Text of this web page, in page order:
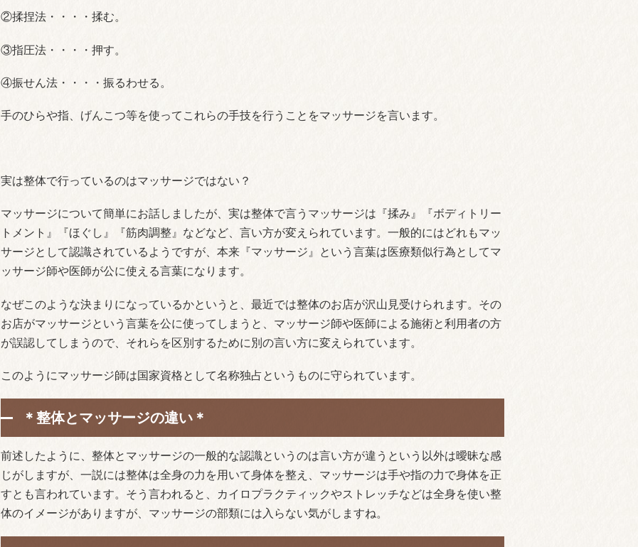
②揉捏法・・・・揉む。
③指圧法・・・・押す。
④振せん法・・・・振るわせる。
手のひらや指、げんこつ等を使ってこれらの手技を行うことをマッサージを言います。
実は整体で行っているのはマッサージではない？
マッサージについて簡単にお話しましたが、実は整体で言うマッサージは『揉み』『ボディトリー
トメント』『ほぐし』『筋肉調整』などなど、言い方が変えられています。一般的にはどれもマッ
サージとして認識されているようですが、本来『マッサージ』という言葉は医療類似行為としてマ
ッサージ師や医師が公に使える言葉になります。
なぜこのような決まりになっているかというと、最近では整体のお店が沢山見受けられます。その
お店がマッサージという言葉を公に使ってしまうと、マッサージ師や医師による施術と利用者の方
が誤認してしまうので、それらを区別するために別の言い方に変えられています。
このようにマッサージ師は国家資格として名称独占というものに守られています。
＊整体とマッサージの違い＊
前述したように、整体とマッサージの一般的な認識というのは言い方が違うという以外は曖昧な感
じがしますが、一説には整体は全身の力を用いて身体を整え、マッサージは手や指の力で身体を正
すとも言われています。そう言われると、カイロプラクティックやストレッチなどは全身を使い整
体のイメージがありますが、マッサージの部類には入らない気がしますね。